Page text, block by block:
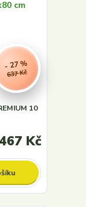
637 Kč
- 27 %
10
467 Kč